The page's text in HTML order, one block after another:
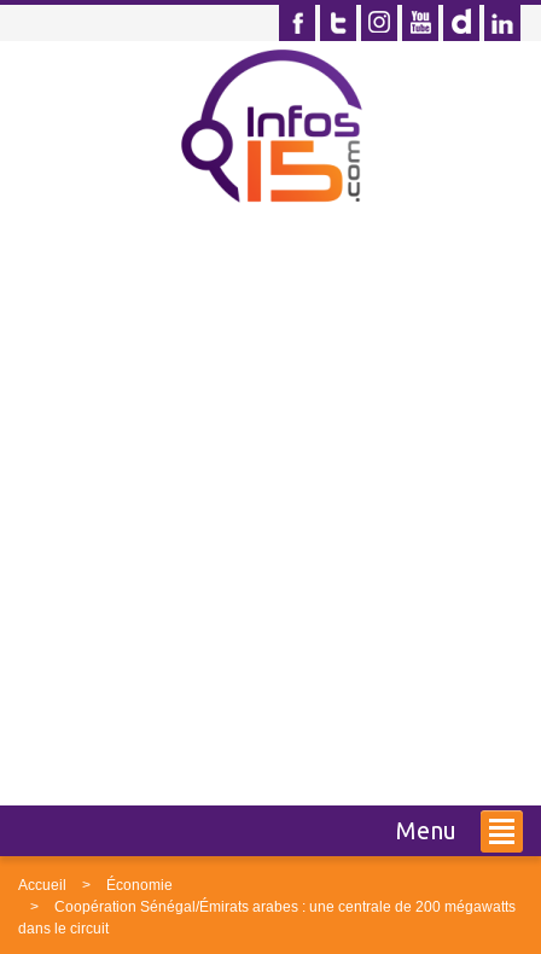
Menu
Accueil
Économie
Coopération Sénégal/Émirats arabes : une centrale de 200 mégawatts
dans le circuit